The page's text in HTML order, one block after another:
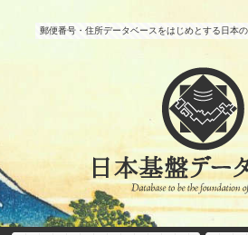
郵便番号・住所データベースをはじめとする日本